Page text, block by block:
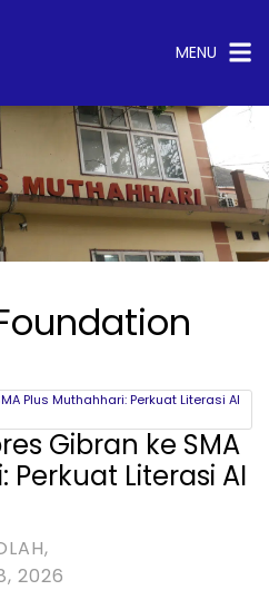
MENU
Gibran ke SMA
Perkuat Literasi AI
,
2026